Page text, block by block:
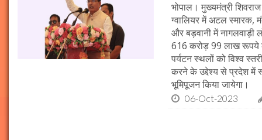
भोपाल। मुख्यमंत्री
ग्वालियर में अटल स्मारक,
और बड़वानी में
616 करोड़ 99 लाख रूपये
पर्यटन स्थलों को विश्व
करने के उद्देश्य से प्रदेश में
भूमिपूजन किया जायेगा।
06-Oct-2023